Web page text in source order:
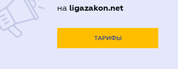
на ligazakon.net
ТАРИФЫ